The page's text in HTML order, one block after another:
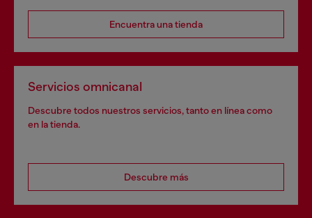
Encuentra una tienda
Servicios omnicanal
Descubre todos nuestros servicios, tanto en línea como
en la tienda.
Descubre más